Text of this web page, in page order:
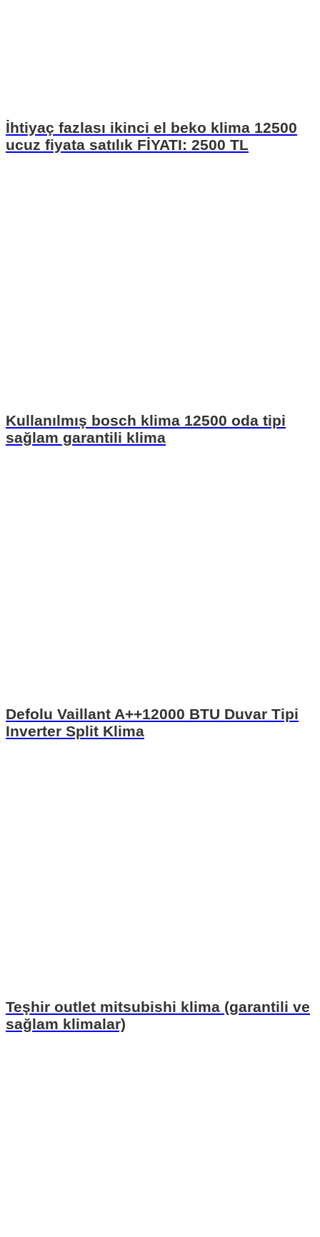
İhtiyaç fazlası ikinci el beko klima 12500
ucuz fiyata satılık FİYATI: 2500 TL
Kullanılmış bosch klima 12500 oda tipi
sağlam garantili klima
Defolu Vaillant A++12000 BTU Duvar Tipi
Inverter Split Klima
Teşhir outlet mitsubishi klima (garantili ve
sağlam klimalar)